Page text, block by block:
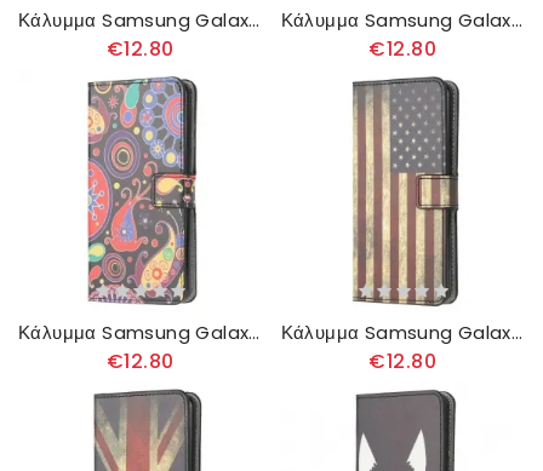
Κάλυμμα Samsung Galaxy A51 Πεταλούδες Και Λουλούδια
€12.80
Κάλυμμα Samsung Galaxy A51 Ζευγάρι Κουκουβάγιες
€12.80
Κάλυμμα Samsung Galaxy A51 Galaxy Design
€12.80
Κάλυμμα Samsung Galaxy A51 Σημαία Ηπα
€12.80